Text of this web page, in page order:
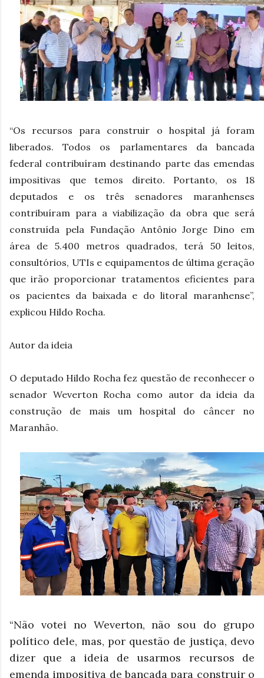
“Os recursos para construir o hospital já foram
liberados. Todos os parlamentares da bancada
federal contribuíram destinando parte das emendas
impositivas que temos direito. Portanto, os 18
deputados e os três senadores maranhenses
contribuíram para a viabilização da obra que será
construída pela Fundação Antônio Jorge Dino em
área de 5.400 metros quadrados, terá 50 leitos,
consultórios, UTIs e equipamentos de última geração
que irão proporcionar tratamentos eficientes para
os pacientes da baixada e do litoral maranhense”,
explicou Hildo Rocha.
Autor da ideia
O deputado Hildo Rocha fez questão de reconhecer o
senador Weverton Rocha como autor da ideia da
construção de mais um hospital do câncer no
Maranhão.
“Não votei no Weverton, não sou do grupo
político dele, mas, por questão de justiça, devo
dizer que a ideia de usarmos recursos de
emenda impositiva de bancada para construir o